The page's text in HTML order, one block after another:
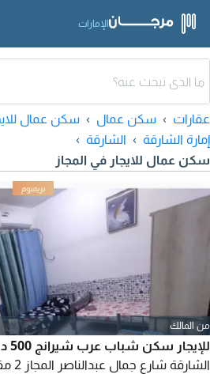
الإمارات
عقارات سكن عمال
سكن عمال
إمارة الشارقة
الشارقة
سكن عمال للايجار في المجاز
من المالك